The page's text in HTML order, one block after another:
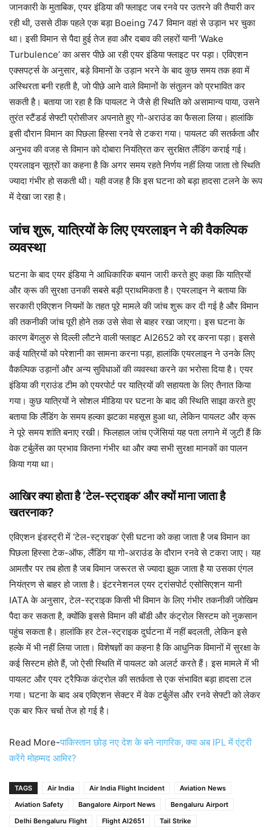
जानकारी के मुताबिक, एयर इंडिया की फ्लाइट जब रनवे पर उतरने की तैयारी कर
रही थी, उससे ठीक पहले एक बड़ा Boeing 747 विमान वहां से उड़ान भर चुका
था। इसी विमान से पैदा हुई तेज हवा और दबाव की लहरों यानी ‘Wake
Turbulence’ का असर पीछे आ रही एयर इंडिया फ्लाइट पर पड़ा। एविएशन
एक्सपर्ट्स के अनुसार, बड़े विमानों के उड़ान भरने के बाद कुछ समय तक हवा में
अस्थिरता बनी रहती है, जो पीछे आने वाले विमानों के संतुलन को प्रभावित कर
सकती है। बताया जा रहा है कि पायलट ने जैसे ही स्थिति को असामान्य पाया, उसने
तुरंत स्टैंडर्ड सेफ्टी प्रोसीजर अपनाते हुए गो-अराउंड का फैसला लिया। हालांकि
इसी दौरान विमान का पिछला हिस्सा रनवे से टकरा गया। पायलट की सतर्कता और
अनुभव की वजह से विमान को दोबारा नियंत्रित कर सुरक्षित लैंडिंग कराई गई।
एयरलाइन सूत्रों का कहना है कि अगर समय रहते निर्णय नहीं लिया जाता तो स्थिति
ज्यादा गंभीर हो सकती थी। यही वजह है कि इस घटना को बड़ा हादसा टलने के रूप
में देखा जा रहा है।
जांच शुरू, यात्रियों के लिए एयरलाइन ने की वैकल्पिक
व्यवस्था
घटना के बाद एयर इंडिया ने आधिकारिक बयान जारी करते हुए कहा कि यात्रियों
और क्रू की सुरक्षा उनकी सबसे बड़ी प्राथमिकता है। एयरलाइन ने बताया कि
सरकारी एविएशन नियमों के तहत पूरे मामले की जांच शुरू कर दी गई है और विमान
की तकनीकी जांच पूरी होने तक उसे सेवा से बाहर रखा जाएगा। इस घटना के
कारण बेंगलुरु से दिल्ली लौटने वाली फ्लाइट AI2652 को रद्द करना पड़ा। इससे
कई यात्रियों को परेशानी का सामना करना पड़ा, हालांकि एयरलाइन ने उनके लिए
वैकल्पिक उड़ानों और अन्य सुविधाओं की व्यवस्था करने का भरोसा दिया है। एयर
इंडिया की ग्राउंड टीम को एयरपोर्ट पर यात्रियों की सहायता के लिए तैनात किया
गया। कुछ यात्रियों ने सोशल मीडिया पर घटना के बाद की स्थिति साझा करते हुए
बताया कि लैंडिंग के समय हल्का झटका महसूस हुआ था, लेकिन पायलट और क्रू
ने पूरे समय शांति बनाए रखी। फिलहाल जांच एजेंसियां यह पता लगाने में जुटी हैं कि
वेक टर्बुलेंस का प्रभाव कितना गंभीर था और क्या सभी सुरक्षा मानकों का पालन
किया गया था।
आखिर क्या होता है ‘टेल-स्ट्राइक’ और क्यों माना जाता है
खतरनाक?
एविएशन इंडस्ट्री में ‘टेल-स्ट्राइक’ ऐसी घटना को कहा जाता है जब विमान का
पिछला हिस्सा टेक-ऑफ, लैंडिंग या गो-अराउंड के दौरान रनवे से टकरा जाए। यह
आमतौर पर तब होता है जब विमान जरूरत से ज्यादा झुक जाता है या उसका एंगल
नियंत्रण से बाहर हो जाता है। इंटरनेशनल एयर ट्रांसपोर्ट एसोसिएशन यानी
IATA के अनुसार, टेल-स्ट्राइक किसी भी विमान के लिए गंभीर तकनीकी जोखिम
पैदा कर सकता है, क्योंकि इससे विमान की बॉडी और कंट्रोल सिस्टम को नुकसान
पहुंच सकता है। हालांकि हर टेल-स्ट्राइक दुर्घटना में नहीं बदलती, लेकिन इसे
हल्के में भी नहीं लिया जाता। विशेषज्ञों का कहना है कि आधुनिक विमानों में सुरक्षा के
कई सिस्टम होते हैं, जो ऐसी स्थिति में पायलट को अलर्ट करते हैं। इस मामले में भी
पायलट और एयर ट्रैफिक कंट्रोल की सतर्कता से एक संभावित बड़ा हादसा टल
गया। घटना के बाद अब एविएशन सेक्टर में वेक टर्बुलेंस और रनवे सेफ्टी को लेकर
एक बार फिर चर्चा तेज हो गई है।
Read More-पाकिस्तान छोड़ नए देश के बने नागरिक, क्या अब IPL में एंट्री
करेंगे मोहम्मद आमिर?
TAGS Air India Air India Flight Incident
Aviation News
Aviation Safety
Bangalore Airport News
Bengaluru Airport
Delhi Bengaluru Flight
Flight AI2651
Tail Strike